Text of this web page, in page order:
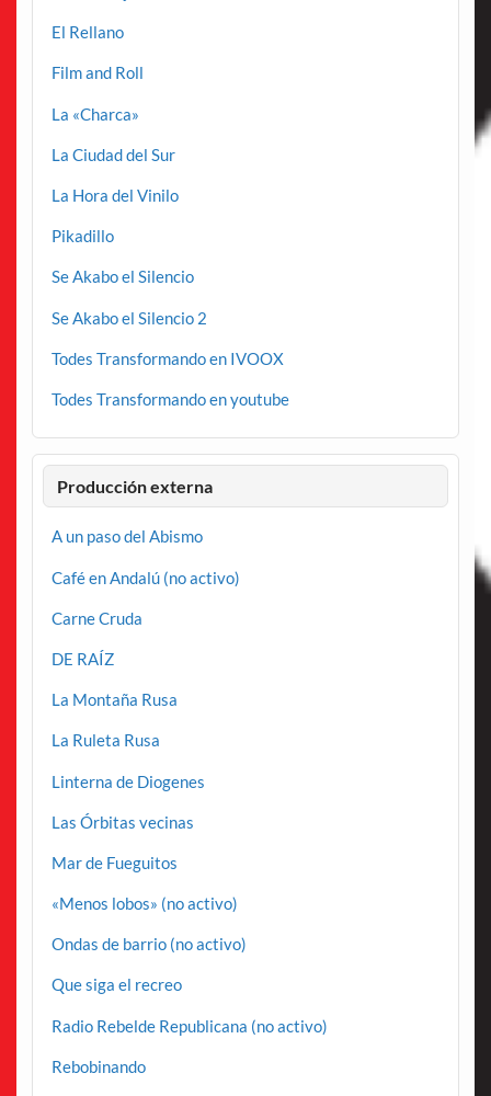
El Rellano
Film and Roll
La «Charca»
La Ciudad del Sur
La Hora del Vinilo
Pikadillo
Se Akabo el Silencio
Se Akabo el Silencio 2
Todes Transformando en IVOOX
Todes Transformando en youtube
Producción externa
A un paso del Abismo
Café en Andalú (no activo)
Carne Cruda
DE RAÍZ
La Montaña Rusa
La Ruleta Rusa
Linterna de Diogenes
Las Órbitas vecinas
Mar de Fueguitos
«Menos lobos» (no activo)
Ondas de barrio (no activo)
Que siga el recreo
Radio Rebelde Republicana (no activo)
Rebobinando